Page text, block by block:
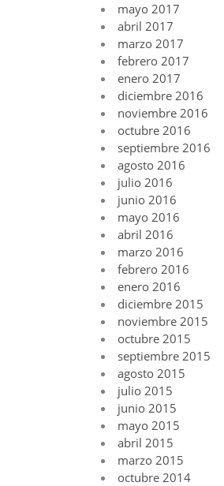
mayo 2017
abril 2017
marzo 2017
febrero 2017
enero 2017
diciembre 2016
noviembre 2016
octubre 2016
septiembre 2016
agosto 2016
julio 2016
junio 2016
mayo 2016
abril 2016
marzo 2016
febrero 2016
enero 2016
diciembre 2015
noviembre 2015
octubre 2015
septiembre 2015
agosto 2015
julio 2015
junio 2015
mayo 2015
abril 2015
marzo 2015
octubre 2014